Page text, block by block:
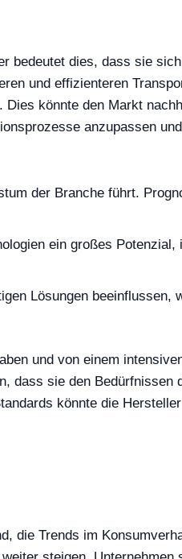
bedeutet dies, dass sie
und effizienteren
könnte den Markt
anzupassen
der Branche führt.
ein großes Potenzial,
Lösungen beeinflussen,
und von einem
dass sie den Bedürfnissen
könnte die
die Trends im